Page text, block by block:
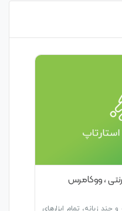
، ووکامرس
زبانه، تمام ابزارهای